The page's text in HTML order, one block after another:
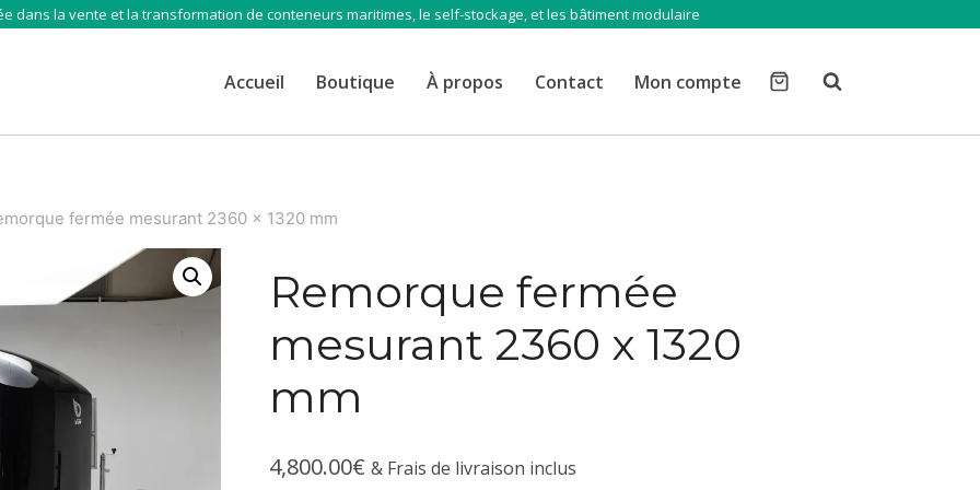
dans la vente et la transformation de conteneurs maritimes, le self-stockage, et les bâtiment modulaire
Accueil Boutique À propos Contact Mon compte
fermée mesurant 2360 x 1320 mm
Remorque fermée
mesurant 2360 x 1320
mm
4,800.00€ & Frais de livraison inclus